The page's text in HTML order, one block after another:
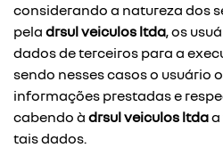
considerando a natureza dos
pela drsul veiculos ltda, os
dados de terceiros para a
sendo nesses casos o usuário
informações prestadas e
cabendo à drsul veiculos ltdaa
tais dados.